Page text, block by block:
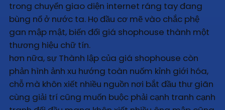
trong chuyển giao diện internet ráng tay đang
bùng nổ ở nước ta. Họ đầu cơ mẽ vào chắc phệ
gan mập mật, biến đổi giá shophouse thành một
thương hiệu chữ tín.
hơn nữa, sự Thành lập của giá shophouse còn
phản hình ảnh xu hướng toàn nuốm kỉnh giới hóa,
chỗ mà khôn xiết nhiều nguồn nơi bắt đầu thư giãn
cùng giải trí cũng muốn buộc phải cạnh tranh cạnh